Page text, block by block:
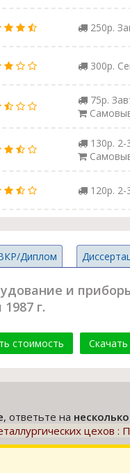
250р.
300р.
75р.
130р. 2-
120р. 2-
Диплом
и
г.
стоимость
, ответьте на
цехов :